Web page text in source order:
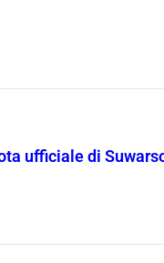
ufficiale di